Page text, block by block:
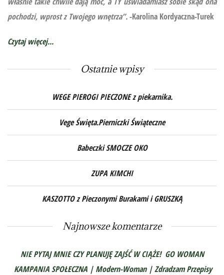
pochodzi, wprost z Twojego wnętrza”.-Karolina Kordyaczna-Turek
Czytaj więcej...
Ostatnie wpisy
WEGE PIEROGI PIECZONE z piekarnika.
Vege Święta.Pierniczki Świąteczne
Babeczki SMOCZE OKO
ZUPA KIMCHI
KASZOTTO z Pieczonymi Burakami i GRUSZKĄ
Najnowsze komentarze
NIE PYTAJ MNIE CZY PLANUJĘ ZAJŚĆ W CIĄŻE! GO WOMAN
KAMPANIA SPOŁECZNA | Modern-Woman | Zdradzam Przepisy